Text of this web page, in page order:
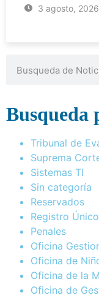
3 agosto, 2026
Busqueda
Tribunal de
Suprema
Sistemas TI
Sin categoría
Reservados
Registro
Penales
Oficina
Oficina de
Oficina de la
Oficina de